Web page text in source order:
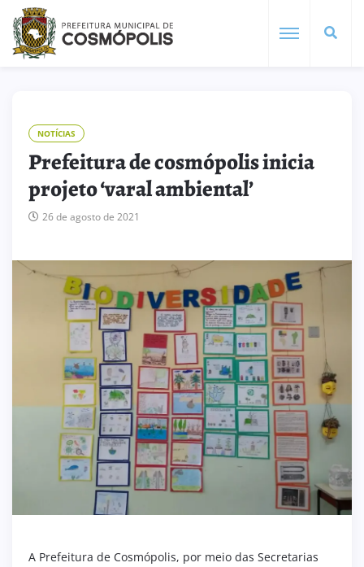
NOTÍCIAS
Prefeitura de cosmópolis inicia
projeto ‘varal ambiental’
26 de agosto de 2021
A Prefeitura de Cosmópolis, por meio das Secretarias